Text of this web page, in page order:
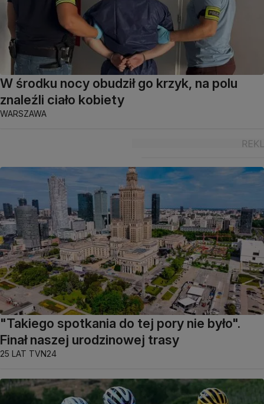
W środku nocy obudził go krzyk, na polu
znaleźli ciało kobiety
WARSZAWA
"Takiego spotkania do tej pory nie było".
Finał naszej urodzinowej trasy
25 LAT TVN24